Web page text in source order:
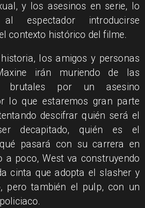
y los asesinos en serie, lo
espectador introducirse
contexto histórico del filme.
los amigos y personas
irán muriendo de las
brutales por un asesino
lo que estaremos gran parte
descifrar quién será el
decapitado, quién es el
pasará con su carrera en
a poco, West va construyendo
cinta que adopta el slasher y
pero también el pulp, con un